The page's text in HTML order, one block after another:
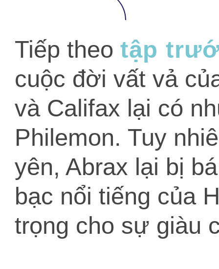
Tiếp theo tập
cuộc đời vất vả
và Califax lại có
Philemon. Tuy
yên, Abrax lại bị
bạc nổi tiếng của
trọng cho sự giàu